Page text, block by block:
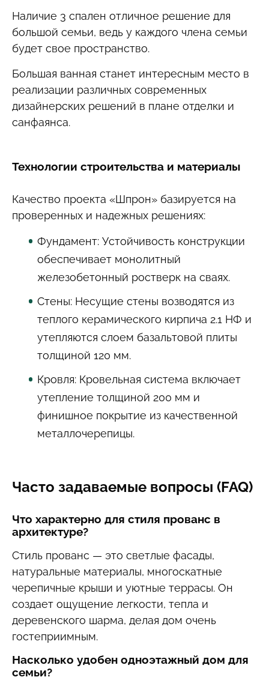
Наличие 3 спален отличное решение для
большой семьи, ведь у каждого члена семьи
будет свое пространство.
Большая ванная станет интересным место в
реализации различных современных
дизайнерских решений в плане отделки и
санфаянса.
Технологии строительства и материалы
Качество проекта «Шпрон» базируется на
проверенных и надежных решениях:
Фундамент: Устойчивость конструкции
обеспечивает монолитный
железобетонный ростверк на сваях.
Стены: Несущие стены возводятся из
теплого керамического кирпича 2.1 НФ и
утепляются слоем базальтовой плиты
толщиной 120 мм.
Кровля: Кровельная система включает
утепление толщиной 200 мм и
финишное покрытие из качественной
металлочерепицы.
Часто задаваемые вопросы (FAQ)
Что характерно для стиля прованс в
архитектуре?
Стиль прованс — это светлые фасады,
натуральные материалы, многоскатные
черепичные крыши и уютные террасы. Он
создает ощущение легкости, тепла и
деревенского шарма, делая дом очень
гостеприимным.
Насколько удобен одноэтажный дом для
семьи?